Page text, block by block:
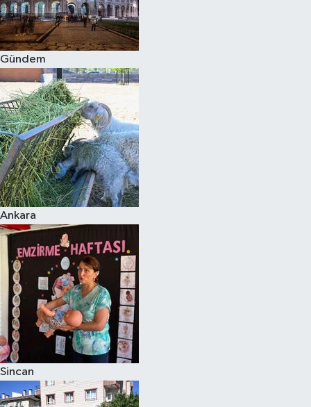
Gündem
Ankara
Sincan
Spor
Burç Yorumları
Çocuk
Eğitim
Hava Durumu
Kadın
Kim kimdir?
Kültür Sanat
Sağlık
Siyaset
Teknoloji